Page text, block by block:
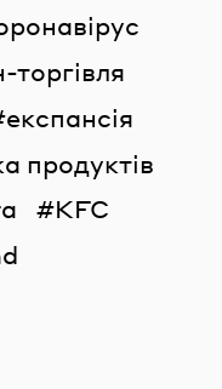
торгівля
експансія
продуктів
KFC